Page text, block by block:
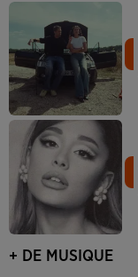
+ DE MUSIQUE